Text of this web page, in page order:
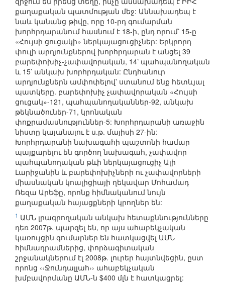
քաղաքական պատմության մեջ: Աննախադեպ է
նաև կանանց թիվը, որը 10-րդ գումարման
խորհրդարանում հասնում է 18-ի, ընդ որում՝ 15-ը
«Հույսի ցուցակի» ներկայացուցիչներ: Երկրորդ
փուլի արդյունքներով խորհրդարան է անցել 39
բարեփոխիչ-չափավորական, 14՝ պահպանողական
և 15՝ անկախ խորհրդական: Ընդհանուր
արդյունքներն ամփոփելով՝ ստանում ենք հետևյալ
պատկերը. բարեփոխիչ չափավորական «Հույսի
ցուցակ»-121, պահպանողականներ-92, անկախ
թեկնածուներ-71, կրոնական
փոքրամասնություններ-5: Խորհրդարանի առաջին
նիստը կայանալու է ս.թ. մայիսի 27-ին:
Խորհրդարանի նախագահի պաշտոնի համար
պայքարելու են գործող նախագահ, չափավոր
պահպանողական թևի ներկայացուցիչ Ալի
Լարիջանին և բարեփոխիչների ու չափավորների
միասնական կոալիցիայի ղեկավար Մոհամադ
Ռեզա Արեֆը, որոնք հիմնականում նույն
քաղաքական հայացքների կրողներ են:
1 ԱՄՆ լրագրողական անկախ հետաքննությունները
դեռ 2007թ. պարզել են, որ այս ահաբեկչական
կառույցին գումարներ են հատկացվել ԱՄՆ
հիմնադրամներից, փորձագիտական
շրջանակներում էլ 2008թ. լուրեր հայտնվեցին, ըստ
որոնց ‹‹Ջունդալլահ›› ահաբեկչական
խմբավորմանը ԱՄՆ-ն $400 մլն է հատկացրել: